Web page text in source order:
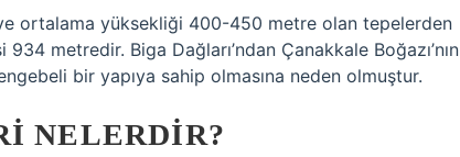
ortalama yüksekliği 400-450 metre olan tepelerden
metredir. Biga Dağları’ndan Çanakkale Boğazı’nın
bir yapıya sahip olmasına neden olmuştur.
NELERDIR?